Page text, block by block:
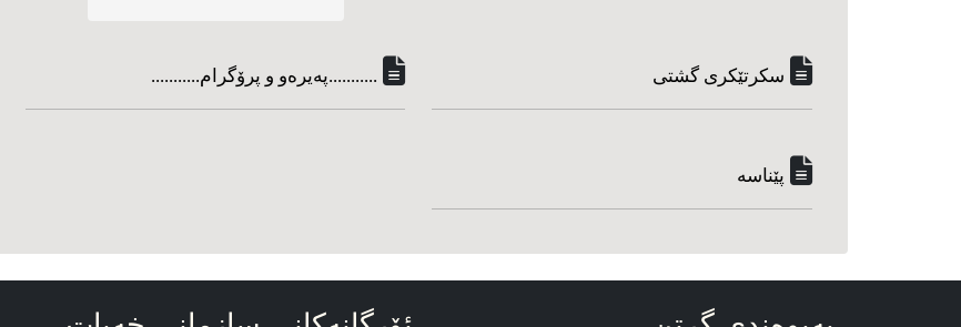
سکرتێکری گشتی ...........په‌یره‌و و پرۆگرام...........
پێناسه‌